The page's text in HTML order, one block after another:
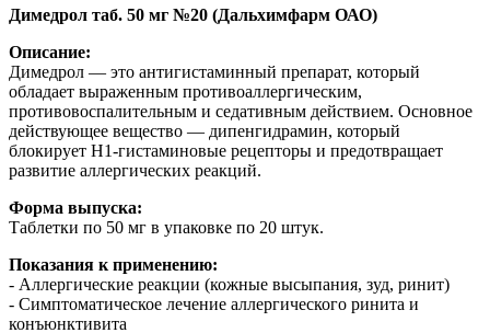
Димедрол таб. 50 мг №20 (Дальхимфарм ОАО)
Описание:
Димедрол — это антигистаминный препарат, который
обладает выраженным противоаллергическим,
противовоспалительным и седативным действием. Основное
действующее вещество — дипенгидрамин, который
блокирует H1-гистаминовые рецепторы и предотвращает
развитие аллергических реакций.
Форма выпуска:
Таблетки по 50 мг в упаковке по 20 штук.
Показания к применению:
- Аллергические реакции (кожные высыпания, зуд, ринит)
- Симптоматическое лечение аллергического ринита и
конъюнктивита